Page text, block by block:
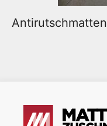
Antirutschmatten